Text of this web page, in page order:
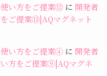
い方をご提案⑫に 開発者
ご提案⑬|AQマグネット
い方をご提案④に 開発者
方をご提案⑨|AQマグネ